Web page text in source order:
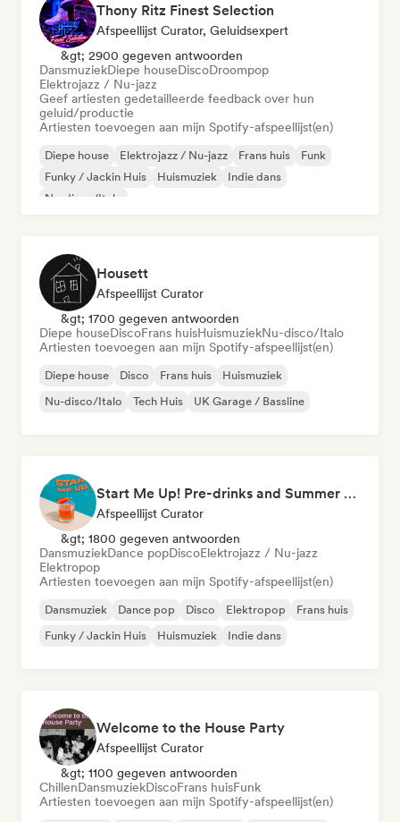
Thony Ritz Finest Selection
Afspeellijst Curator, Geluidsexpert
&gt; 2900 gegeven antwoorden
DansmuziekDiepe houseDiscoDroompop
Elektrojazz / Nu-jazz
Geef artiesten gedetailleerde feedback over hun
geluid/productie
Artiesten toevoegen aan mijn Spotify-afspeellijst(en)
Diepe house Elektrojazz / Nu-jazz Frans huis
Funk
Funky / Jackin Huis
Huismuziek
Indie dans
Nu-disco/Italo
Housett
Afspeellijst Curator
&gt; 1700 gegeven antwoorden
Diepe houseDiscoFrans huisHuismuziekNu-disco/Italo
Artiesten toevoegen aan mijn Spotify-afspeellijst(en)
Diepe house Disco Frans huis
Huismuziek
Nu-disco/Italo
Tech Huis UK Garage / Bassline
Start Me Up! Pre-drinks and Summer Party 🍹
Afspeellijst Curator
&gt; 1800 gegeven antwoorden
DansmuziekDance popDiscoElektrojazz / Nu-jazz
Elektropop
Artiesten toevoegen aan mijn Spotify-afspeellijst(en)
Dansmuziek Dance pop Disco Elektropop
Frans huis
Funky / Jackin Huis
Huismuziek Indie dans
Welcome to the House Party
Afspeellijst Curator
&gt; 1100 gegeven antwoorden
ChillenDansmuziekDiscoFrans huisFunk
Artiesten toevoegen aan mijn Spotify-afspeellijst(en)